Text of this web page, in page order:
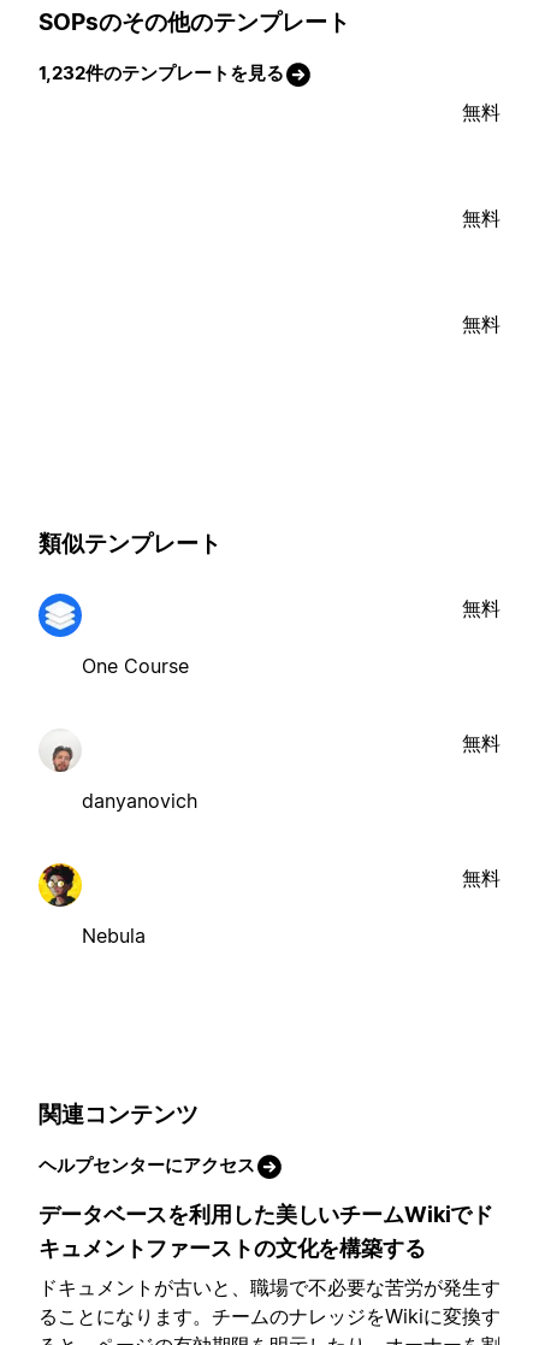
SOPsのその他のテンプレート
1,232件のテンプレートを見る
無料
無料
無料
類似テンプレート
One Course
無料
danyanovich
無料
Nebula
無料
関連コンテンツ
ヘルプセンターにアクセス
データベースを利用した美しいチームWikiでド
キュメントファーストの文化を構築する
ドキュメントが古いと、職場で不必要な苦労が発生す
ることになります。チームのナレッジをWikiに変換す